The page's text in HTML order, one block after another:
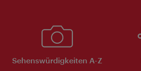
Sehenswürdigkeiten A-Z